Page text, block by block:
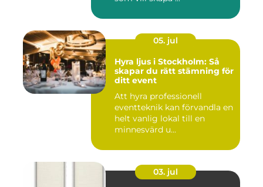
05. jul
Hyra ljus i Stockholm: Så
skapar du rätt stämning för
ditt event
Att hyra professionell
eventteknik kan förvandla en
helt vanlig lokal till en
minnesvärd u...
03. jul